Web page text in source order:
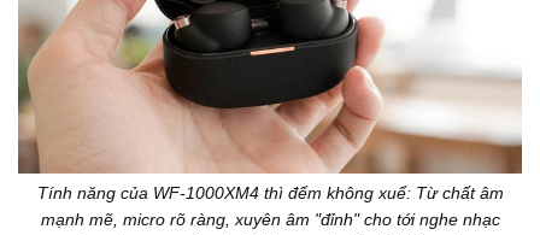
Tính năng của WF-1000XM4 thì đếm không xuể: Từ chất âm
mạnh mẽ, micro rõ ràng, xuyên âm "đỉnh" cho tới nghe nhạc